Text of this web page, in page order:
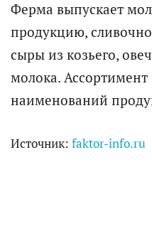
Ферма выпускает
продукцию,
сыры из козьего,
молока. Ассортимент
наименований
Источник: faktor-info.ru